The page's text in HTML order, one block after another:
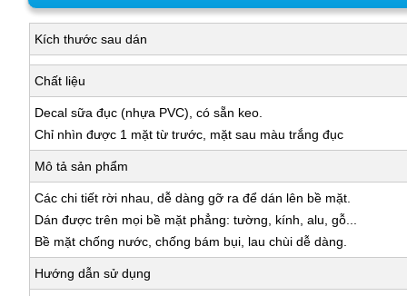
Kích thước sau dán
Chất liệu
Decal sữa đục (nhựa PVC), có sẵn keo.
Chỉ nhìn được 1 mặt từ trước, mặt sau màu trắng đục
Mô tả sản phẩm
Các chi tiết rời nhau, dễ dàng gỡ ra để dán lên bề mặt.
Dán được trên mọi bề mặt phẳng: tường, kính, alu, gỗ...
Bề mặt chống nước, chống bám bụi, lau chùi dễ dàng.
Hướng dẫn sử dụng